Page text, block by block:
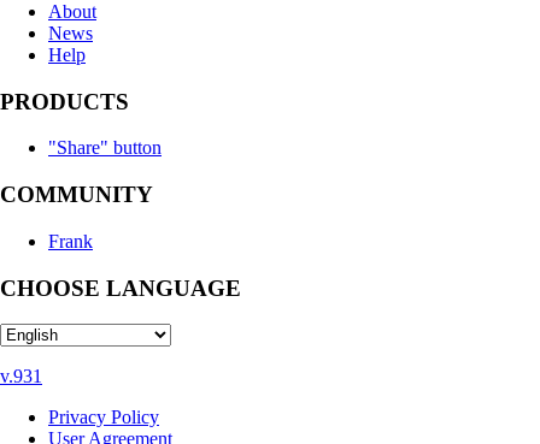
About
News
Help
PRODUCTS
"Share" button
COMMUNITY
Frank
CHOOSE LANGUAGE
v.931
Privacy Policy
User Agreement